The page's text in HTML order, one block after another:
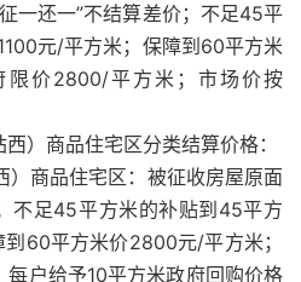
一还一”不结算差价；不足45平
元/平方米；保障到60平方米
价2800/平方米；市场价按
）商品住宅区分类结算价格：
）商品住宅区：被征收房屋原面
不足45平方米的补贴到45平方
60平方米价2800元/平方米；
户给予10平方米政府回购价格